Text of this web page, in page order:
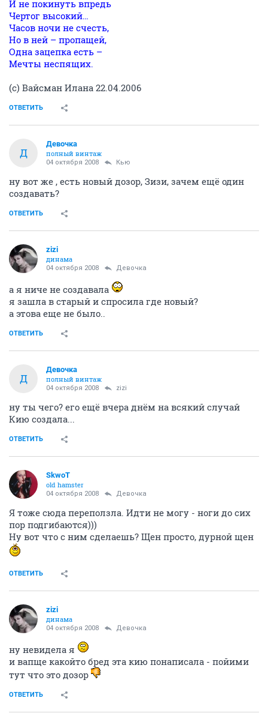
И не покинуть впредь
Чертог высокий…
Часов ночи не счесть,
Но в ней – пропащей,
Одна зацепка есть –
Мечты неспящих.
(с) Вайсман Илана 22.04.2006
ОТВЕТИТЬ
Д
Девочка
полный винтаж
04 октября 2008 Кью
ну вот же , есть новый дозор, Зизи, зачем ещё один
создавать?
ОТВЕТИТЬ
zizi
динама
04 октября 2008 Девочка
а я ниче не создавала
я зашла в старый и спросила где новый?
а этова еще не было..
ОТВЕТИТЬ
Д
Девочка
полный винтаж
04 октября 2008 zizi
ну ты чего? его ещё вчера днём на всякий случай
Кию создала...
ОТВЕТИТЬ
SkwoT
old hamster
04 октября 2008 Девочка
Я тоже сюда переползла. Идти не могу - ноги до сих
пор подгибаются)))
Ну вот что с ним сделаешь? Щен просто, дурной щен
ОТВЕТИТЬ
zizi
динама
04 октября 2008 Девочка
ну невидела я
и вапще какойто бред эта кию понаписала - пойими
тут что это дозор
ОТВЕТИТЬ